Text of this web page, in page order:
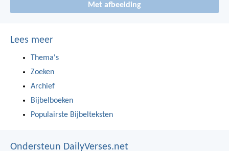
Met afbeelding
Lees meer
Thema's
Zoeken
Archief
Bijbelboeken
Populairste Bijbelteksten
Ondersteun DailyVerses.net